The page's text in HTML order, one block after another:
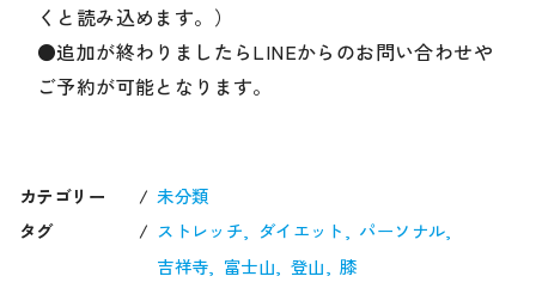
くと読み込めます。）
●追加が終わりましたらLINEからのお問い合わせや
ご予約が可能となります。
カテゴリー
未分類
タグ
ストレッチ ダイエット
パーソナル
吉祥寺
富士山 登山 膝